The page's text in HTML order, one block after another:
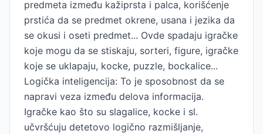
predmeta između kažiprsta i palca, korišćenje
prstića da se predmet okrene, usana i jezika da
se okusi i oseti predmet... Ovde spadaju igračke
koje mogu da se stiskaju, sorteri, figure, igračke
koje se uklapaju, kocke, puzzle, bockalice...
Logička inteligencija: To je sposobnost da se
napravi veza između delova informacija.
Igračke kao što su slagalice, kocke i sl.
učvršćuju detetovo logično razmišljanje,